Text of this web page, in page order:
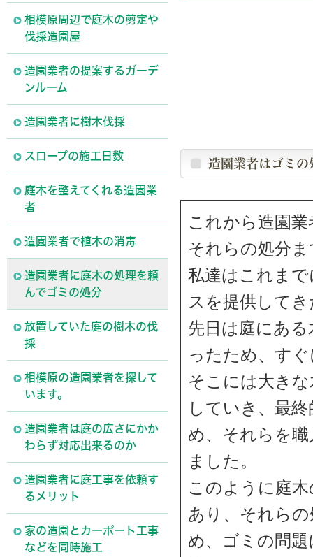
相模原周辺で庭木の剪定や
伐採造園屋
造園業者の提案するガーデ
ンルーム
造園業者に樹木伐採
スロープの施工日数
庭木を整えてくれる造園業
者
造園業者で植木の消毒
造園業者に庭木の処理を頼
んでゴミの処分
放置していた庭の樹木の伐
採
相模原の造園業者を探して
います。
造園業者は庭の広さにかか
わらず対応出来るのか
造園業者に庭工事を依頼す
るメリット
家の造園とカーポート工事
などを同時施工
造園業者はゴミ
これから造園
それらの処分
私達はこれま
スを提供して
先日は庭にあ
ったため、す
そこには大き
していき、最
め、それらを
ました。
このように庭
あり、それら
め、ゴミの問